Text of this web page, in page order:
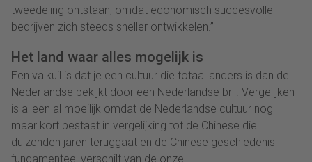
tweedeling ontstaan, omdat economisch succesvolle
bedrijven zich steeds sneller ontwikkelen.”
Het land waar alles mogelijk is
Een valkuil is dat je een cultuur die totaal anders is dan de
Nederlandse bekijkt door een Nederlandse bril. Vergelijken
is alleen al moeilijk omdat de Nederlandse cultuur nog
maar kort bestaat in vergelijking tot de Chinese die
duizenden jaren teruggaat en de Chinese geschiedenis
fundamenteel verschilt van de onze.